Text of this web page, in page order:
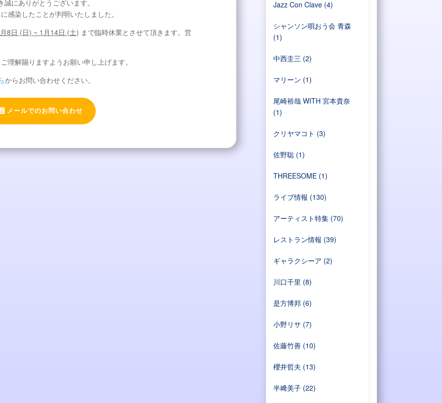
にありがとうございます。
感染したことが判明いたしました。
8日 (日) ~ 1月14日 (土) まで臨時休業とさせて頂きます。営
理解賜りますようお願い申し上げます。
からお問い合わせください。
メールでのお問い合わせ
Jazz Con Clave(4)
シャンソン唄おう会 青森
(1)
中西圭三 (2)
マリーン (1)
尾崎裕哉 WITH 宮本貴奈
(1)
クリヤマコト (3)
佐野聡(1)
THREESOME(1)
ライブ情報 (130)
アーティスト特集(70)
レストラン情報 (39)
ギャラクシーア (2)
川口千里 (8)
是方博邦(6)
小野リサ(7)
佐藤竹善(10)
櫻井哲夫 (13)
半﨑美子(22)